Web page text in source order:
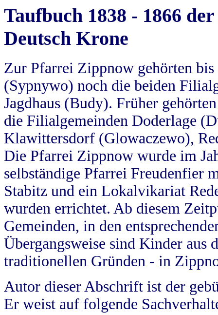
Taufbuch 1838 - 1866
Deutsch Krone
Zur Pfarrei Zippnow gehörten
(Sypnywo) noch die beiden
Jagdhaus (Budy). Früher
die Filialgemeinden Doderlage
Klawittersdorf (Glowaczewo),
Die Pfarrei Zippnow wurde im
selbständige Pfarrei Freudenfier
Stabitz und ein Lokalvikariat
wurden errichtet. Ab diesem
Gemeinden, in den
Übergangsweise sind Kinder aus
traditionellen Gründen - in
Autor dieser Abschrift ist der
Er weist auf folgende